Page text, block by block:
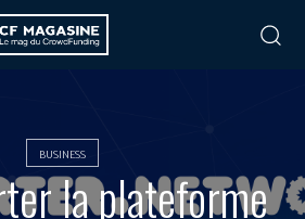
BUSINESS
la plateforme